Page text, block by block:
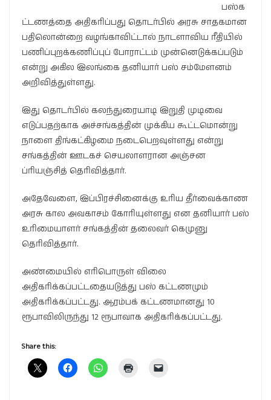
பஸ்க
ட்டணத்தை அதிகரிப்பது தொடர்பில் அரசு சாதகமான
பதிலொன்றை வழங்காவிட்டால் நாடளாவிய ரீதியில்
பணிப்புறக்கணிப்புப் போராட்டம் முன்னெடுக்கப்படும்
என்று அகில இலங்கை தனியார் பஸ் சம்மேளனம்
அறிவித்துள்ளது.
இது தொடர்பில் கலந்துரையாடி இறுதி முடிவை
எடுப்பதற்காக அச்சங்கத்தின் முக்கிய கூட்டமொன்று
நாளை திங்கட்கிழமை நடைபெறவுள்ளது என்று
சங்கத்தின் ஊடகச் செயலாளரான அஞ்சன
ப்ரியஞ்சித் தெரிவித்தார்.
அதேவேளை, இப்பிரச்சினைக்கு உரிய தீர்வைக்காண
அரசு கால அவகாசம் கோரியுள்ளது என தனியார் பஸ்
உரிமையாளர் சங்கத்தின் தலைவர் கெமுனு
தெரிவித்தார்.
அண்மையில் எரிபொருள் விலை
அதிகரிக்கப்பட்டதையடுத்து பஸ் கட்டணமும்
அதிகரிக்கப்பட்டது. ஆரம்பக் கட்டணமானது 10
ரூபாவிலிருந்து 12 ரூபாவாக அதிகரிக்கப்பட்டது.
Share this: